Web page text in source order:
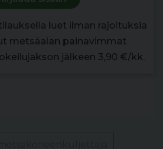
luet ilman rajoituksia
metsäalan painavimmat
jälkeen 3,90 €/kk.